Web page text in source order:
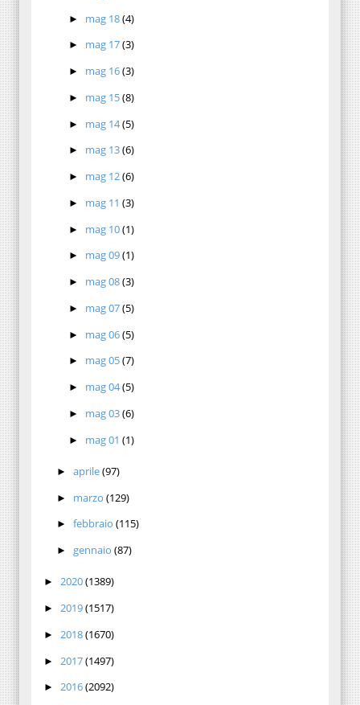
► mag 18(4)
► mag 17(3)
► mag 16(3)
► mag 15(8)
► mag 14(5)
► mag 13(6)
► mag 12(6)
► mag 11(3)
► mag 10(1)
► mag 09(1)
► mag 08(3)
► mag 07(5)
► mag 06(5)
► mag 05(7)
► mag 04(5)
► mag 03(6)
► mag 01(1)
► aprile(97)
► marzo (129)
► febbraio (115)
► gennaio (87)
► 2020(1389)
► 2019(1517)
► 2018(1670)
► 2017(1497)
► 2016(2092)